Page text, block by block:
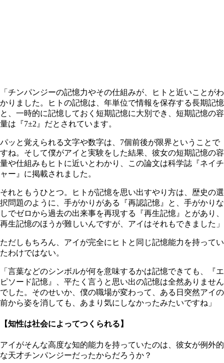
「チンパンジーの記憶力やその仕組みが、ヒトと近いことがわ
かりました。ヒトの記憶は、年単位で情報を保存する長期記憶
と、一時的に記憶しておく短期記憶に大別でき、短期記憶の容
量は『7±2』だとされています。
パッと覚えられる文字や数字は、7個前後が限界ということで
すね。そして僕がアイと実験をした結果、彼女の短期記憶の容
量や仕組みもヒトに近いとわかり、この論文は科学誌『ネイチ
ャー』に掲載されました。
それともうひとつ。ヒトが記憶を思い出すやり方は、歴史の選
択問題のように、手がかりがある『再認記憶』と、手がかりな
しでゼロから過去の出来事を再現する『再生記憶』とがあり、
再生記憶のほうが難しいんですが、アイはそれもできました」
ただしもちろん、アイが完全にヒトと同じ記憶能力を持ってい
たわけではない。
「言葉などのシンボルが何を意味するかは記憶できても、『エ
ピソード記憶』、平たく言うと思い出の記憶は全然ありません
でした。そのせいか、僕の職場が変わって、ある日突然アイの
前から姿を消しても、あまり気にしなかったみたいですね」
【知性は社会によってつくられる】
アイがそんな高度な知的能力を持っていたのは、彼女が例外的
な天才チンパンジーだったからだろうか？